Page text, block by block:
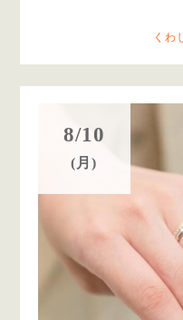
くわ
8/10
(月)